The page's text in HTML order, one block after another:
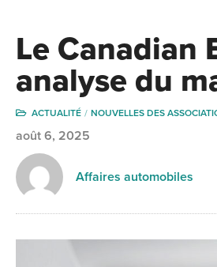
Le Canadian
analyse du
ACTUALITÉ NOUVELLES DES
août 6, 2025
Affaires automobiles